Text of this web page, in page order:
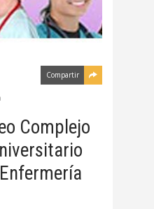
Compartir
Complejo